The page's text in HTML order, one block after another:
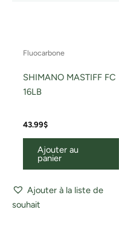
Fluocarbone
SHIMANO MASTIFF FC
16LB
43.99$
Ajouter au
panier
Ajouter à la liste de
souhait